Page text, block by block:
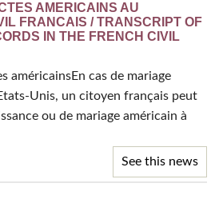
AMERICAINS AU
FRANCAIS / TRANSCRIPT OF
IN THE FRENCH CIVIL
Unis, un citoyen français peut
ou de mariage américain à
See this news